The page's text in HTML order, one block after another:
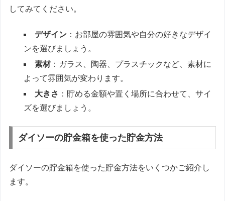
してみてください。
デザイン ：お部屋の雰囲気や自分の好きなデザイ
ンを選びましょう。
素材：ガラス、陶器、プラスチックなど、素材に
よって雰囲気が変わります。
大きさ ：貯める金額や置く場所に合わせて、サイ
ズを選びましょう。
ダイソーの貯金箱を使った貯金方法
ダイソーの貯金箱を使った貯金方法をいくつかご紹介し
ます。